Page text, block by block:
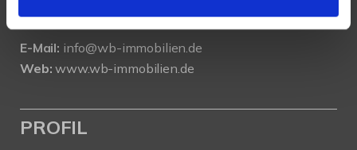
E-Mail: info@wb-immobilien.de
Web: www.wb-immobilien.de
PROFIL